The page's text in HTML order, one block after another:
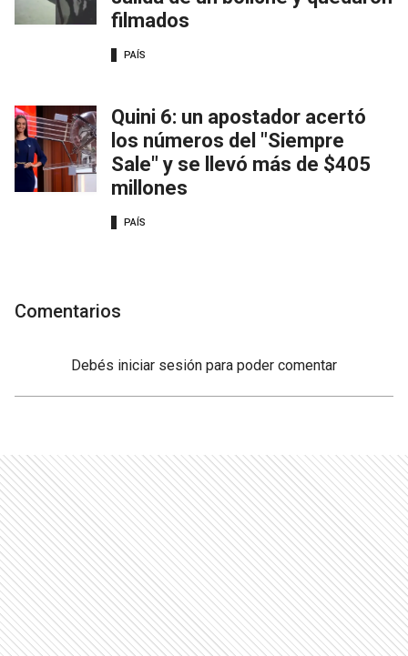
filmados
PAÍS
Quini 6: un apostador acertó
los números del "Siempre
Sale" y se llevó más de $405
millones
PAÍS
Comentarios
Debés iniciar sesión para poder comentar